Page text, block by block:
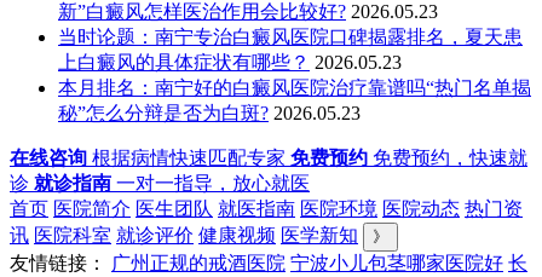
新”白癜风怎样医治作用会比较好? 2026.05.23
当时论题：南宁专治白癜风医院口碑揭露排名，夏天患
上白癜风的具体症状有哪些？ 2026.05.23
本月排名：南宁好的白癜风医院治疗靠谱吗“热门名单揭
秘”怎么分辩是否为白斑? 2026.05.23
在线咨询 根据病情快速匹配专家 免费预约 免费预约，快速就
诊 就诊指南 一对一指导，放心就医
首页 医院简介 医生团队 就医指南 医院环境 医院动态 热门资
讯 医院科室 就诊评价 健康视频 医学新知 》
友情链接： 广州正规的戒酒医院 宁波小儿包茎哪家医院好 长